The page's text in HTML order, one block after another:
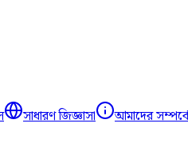
সাধারণ জিজ্ঞাসা আমাদের